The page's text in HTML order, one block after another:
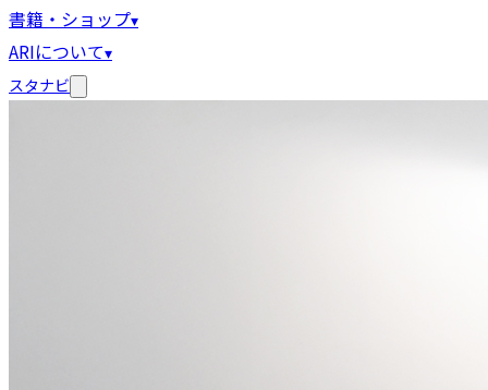
書籍・ショップ▾
ARIについて▾
スタナビ